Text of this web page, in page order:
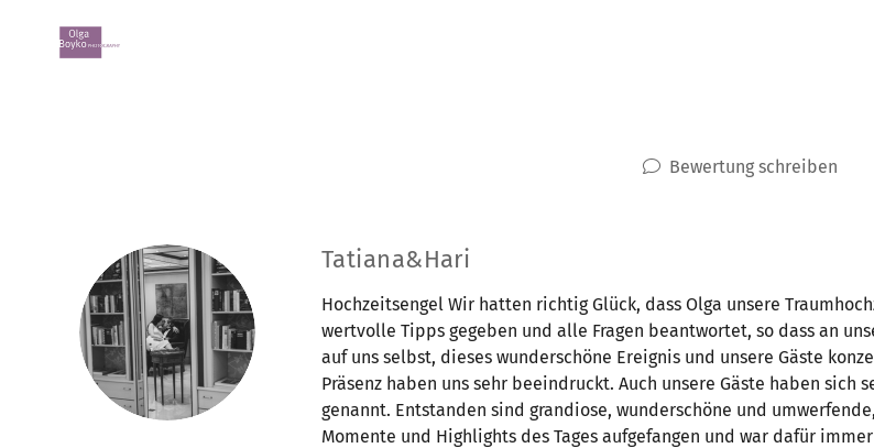
Bewertung schreiben
Tatiana&Hari
Hochzeitsengel Wir hatten richtig Glück, dass Olga unsere
wertvolle Tipps gegeben und alle Fragen beantwortet, so dass an
auf uns selbst, dieses wunderschöne Ereignis und unsere Gäste
Präsenz haben uns sehr beeindruckt. Auch unsere Gäste haben
genannt. Entstanden sind grandiose, wunderschöne und
Momente und Highlights des Tages aufgefangen und war dafür